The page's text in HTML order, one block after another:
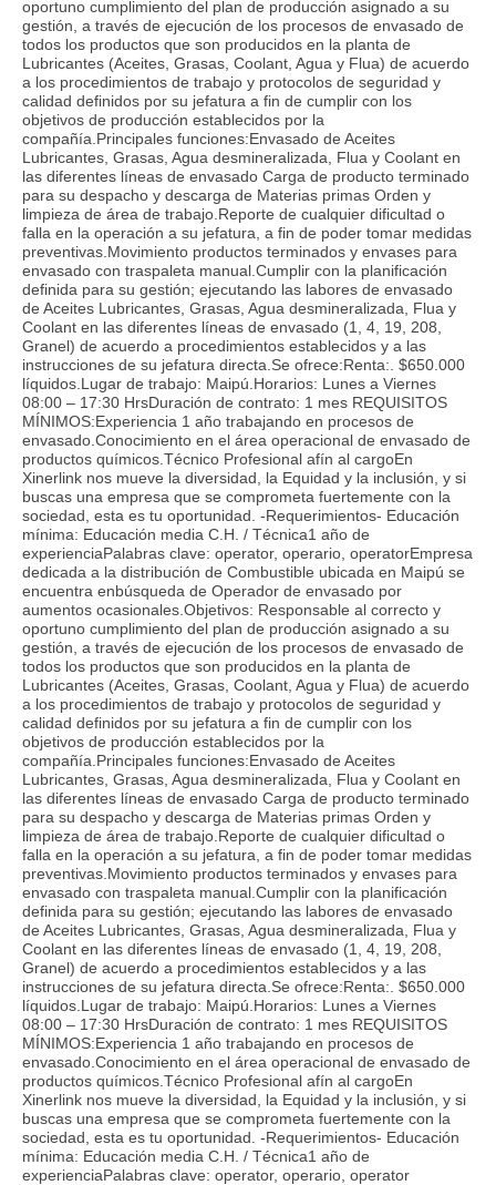
oportuno cumplimiento del plan de producción asignado a su
gestión, a través de ejecución de los procesos de envasado de
todos los productos que son producidos en la planta de
Lubricantes (Aceites, Grasas, Coolant, Agua y Flua) de acuerdo
a los procedimientos de trabajo y protocolos de seguridad y
calidad definidos por su jefatura a fin de cumplir con los
objetivos de producción establecidos por la
compañía.Principales funciones:Envasado de Aceites
Lubricantes, Grasas, Agua desmineralizada, Flua y Coolant en
las diferentes líneas de envasado Carga de producto terminado
para su despacho y descarga de Materias primas Orden y
limpieza de área de trabajo.Reporte de cualquier dificultad o
falla en la operación a su jefatura, a fin de poder tomar medidas
preventivas.Movimiento productos terminados y envases para
envasado con traspaleta manual.Cumplir con la planificación
definida para su gestión; ejecutando las labores de envasado
de Aceites Lubricantes, Grasas, Agua desmineralizada, Flua y
Coolant en las diferentes líneas de envasado (1, 4, 19, 208,
Granel) de acuerdo a procedimientos establecidos y a las
instrucciones de su jefatura directa.Se ofrece:Renta:. $650.000
líquidos.Lugar de trabajo: Maipú.Horarios: Lunes a Viernes
08:00 – 17:30 HrsDuración de contrato: 1 mes REQUISITOS
MÍNIMOS:Experiencia 1 año trabajando en procesos de
envasado.Conocimiento en el área operacional de envasado de
productos químicos.Técnico Profesional afín al cargoEn
Xinerlink nos mueve la diversidad, la Equidad y la inclusión, y si
buscas una empresa que se comprometa fuertemente con la
sociedad, esta es tu oportunidad. -Requerimientos- Educación
mínima: Educación media C.H. / Técnica1 año de
experienciaPalabras clave: operator, operario, operatorEmpresa
dedicada a la distribución de Combustible ubicada en Maipú se
encuentra enbúsqueda de Operador de envasado por
aumentos ocasionales.Objetivos: Responsable al correcto y
oportuno cumplimiento del plan de producción asignado a su
gestión, a través de ejecución de los procesos de envasado de
todos los productos que son producidos en la planta de
Lubricantes (Aceites, Grasas, Coolant, Agua y Flua) de acuerdo
a los procedimientos de trabajo y protocolos de seguridad y
calidad definidos por su jefatura a fin de cumplir con los
objetivos de producción establecidos por la
compañía.Principales funciones:Envasado de Aceites
Lubricantes, Grasas, Agua desmineralizada, Flua y Coolant en
las diferentes líneas de envasado Carga de producto terminado
para su despacho y descarga de Materias primas Orden y
limpieza de área de trabajo.Reporte de cualquier dificultad o
falla en la operación a su jefatura, a fin de poder tomar medidas
preventivas.Movimiento productos terminados y envases para
envasado con traspaleta manual.Cumplir con la planificación
definida para su gestión; ejecutando las labores de envasado
de Aceites Lubricantes, Grasas, Agua desmineralizada, Flua y
Coolant en las diferentes líneas de envasado (1, 4, 19, 208,
Granel) de acuerdo a procedimientos establecidos y a las
instrucciones de su jefatura directa.Se ofrece:Renta:. $650.000
líquidos.Lugar de trabajo: Maipú.Horarios: Lunes a Viernes
08:00 – 17:30 HrsDuración de contrato: 1 mes REQUISITOS
MÍNIMOS:Experiencia 1 año trabajando en procesos de
envasado.Conocimiento en el área operacional de envasado de
productos químicos.Técnico Profesional afín al cargoEn
Xinerlink nos mueve la diversidad, la Equidad y la inclusión, y si
buscas una empresa que se comprometa fuertemente con la
sociedad, esta es tu oportunidad. -Requerimientos- Educación
mínima: Educación media C.H. / Técnica1 año de
experienciaPalabras clave: operator, operario, operator